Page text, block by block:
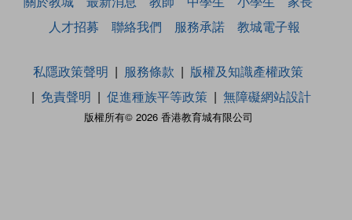
人才招募
聯絡我們 服務承諾 教城電子報
版權所有© 2026 香港教育城有限公司
私隱政策聲明 服務條款
版權及知識產權政策
免責聲明
促進種族平等政策 無障礙網站設計